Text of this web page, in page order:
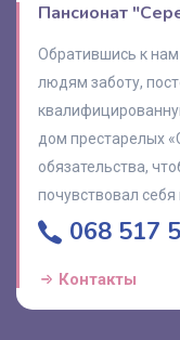
Пансионат
Обратившись к
людям заботу,
дом престарелых
обязательства,
почувствовал
068 517
Контакты